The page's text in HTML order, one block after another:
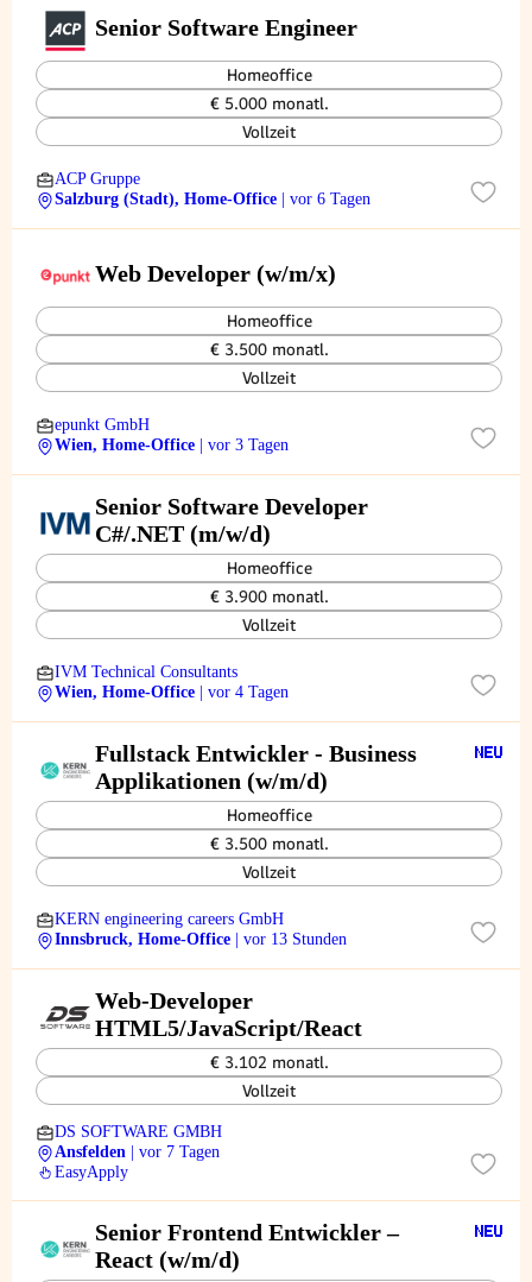
Senior Software Engineer
Homeoffice
€ 5.000 monatl.
Vollzeit
ACP Gruppe
Salzburg (Stadt), Home-Office
| vor 6 Tagen
Web Developer (w/m/x)
Homeoffice
€ 3.500 monatl.
Vollzeit
epunkt GmbH
Wien, Home-Office
| vor 3 Tagen
Senior Software Developer
C#/.NET (m/w/d)
Homeoffice
€ 3.900 monatl.
Vollzeit
IVM Technical Consultants
Wien, Home-Office
| vor 4 Tagen
Fullstack Entwickler - Business
Applikationen (w/m/d)
Homeoffice
€ 3.500 monatl.
Vollzeit
KERN engineering careers GmbH
Innsbruck, Home-Office
| vor 13 Stunden
Web-Developer
HTML5/JavaScript/React
€ 3.102 monatl.
Vollzeit
DS SOFTWARE GMBH
Ansfelden
| vor 7 Tagen
EasyApply
Senior Frontend Entwickler –
React (w/m/d)